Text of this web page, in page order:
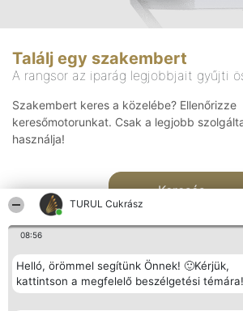
TURUL Cukrász
08:56
Helló, örömmel segítünk Önnek! 🙂Kérjük,
kattintson a megfelelő beszélgetési
Találj egy szakembert
A rangsor az iparág legjobbjait gyűjti
Szakembert keres a közelébe? Ellenőrizze
keresőmotorunkat. Csak a legjobb
használja!
Keresés